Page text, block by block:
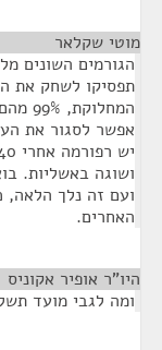
מוטי שקלאר
הגורמים השונים
תפסיקו לשחק את
אפשר לסגור את
ועם זה נלך הלאה,
האחרים.
היו"ר אופיר אקוניס
ומה לגבי מועד